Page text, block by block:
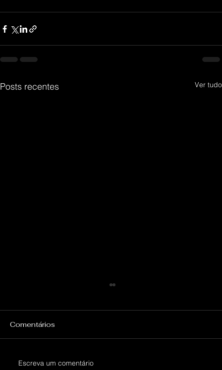
Posts recentes Ver tudo
Comentários
Escreva um comentário